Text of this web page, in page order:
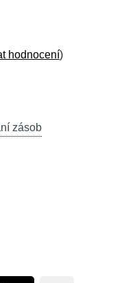
hodnocení)
zásob